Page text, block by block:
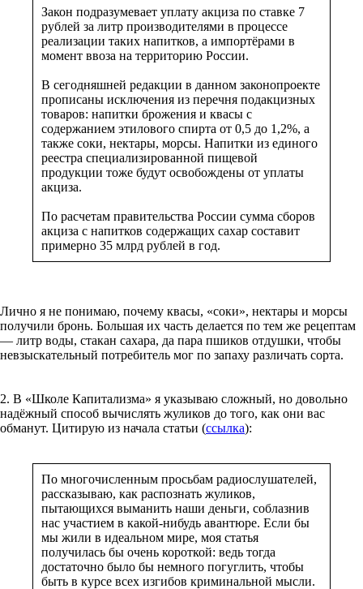
Закон подразумевает уплату акциза по ставке 7
рублей за литр производителями в процессе
реализации таких напитков, а импортёрами в
момент ввоза на территорию России.
В сегодняшней редакции в данном законопроекте
прописаны исключения из перечня подакцизных
товаров: напитки брожения и квасы с
содержанием этилового спирта от 0,5 до 1,2%, а
также соки, нектары, морсы. Напитки из единого
реестра специализированной пищевой
продукции тоже будут освобождены от уплаты
акциза.
По расчетам правительства России сумма сборов
акциза с напитков содержащих сахар составит
примерно 35 млрд рублей в год.
Лично я не понимаю, почему квасы, «соки», нектары и морсы
получили бронь. Большая их часть делается по тем же рецептам
— литр воды, стакан сахара, да пара пшиков отдушки, чтобы
невзыскательный потребитель мог по запаху различать сорта.
2. В «Школе Капитализма» я указываю сложный, но довольно
надёжный способ вычислять жуликов до того, как они вас
обманут. Цитирую из начала статьи (ссылка):
По многочисленным просьбам радиослушателей,
рассказываю, как распознать жуликов,
пытающихся выманить наши деньги, соблазнив
нас участием в какой-нибудь авантюре. Если бы
мы жили в идеальном мире, моя статья
получилась бы очень короткой: ведь тогда
достаточно было бы немного погуглить, чтобы
быть в курсе всех изгибов криминальной мысли.